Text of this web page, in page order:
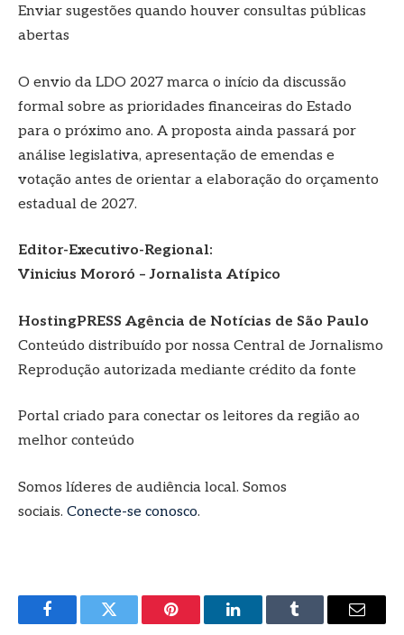
Enviar sugestões quando houver consultas públicas
abertas
O envio da LDO 2027 marca o início da discussão
formal sobre as prioridades financeiras do Estado
para o próximo ano. A proposta ainda passará por
análise legislativa, apresentação de emendas e
votação antes de orientar a elaboração do orçamento
estadual de 2027.
Editor-Executivo-Regional:
Vinicius Mororó – Jornalista Atípico
HostingPRESS Agência de Notícias de São Paulo
Conteúdo distribuído por nossa Central de Jornalismo
Reprodução autorizada mediante crédito da fonte
Portal criado para conectar os leitores da região ao
melhor conteúdo
Somos líderes de audiência local. Somos
sociais. Conecte-se conosco.
FacebookTwitter Pinterest LinkedInTumblr
E-